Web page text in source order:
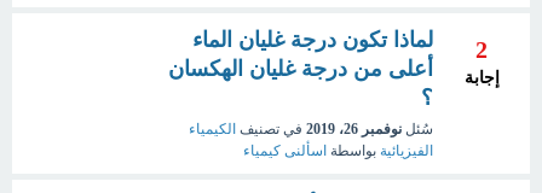
2
إجابة
لماذا تكون درجة غليان الماء
أعلى من درجة غليان الهكسان
؟
سُئل نوفمبر 26، 2019 في تصنيف الكيمياء
الفيزيائية بواسطة اسألنى كيمياء